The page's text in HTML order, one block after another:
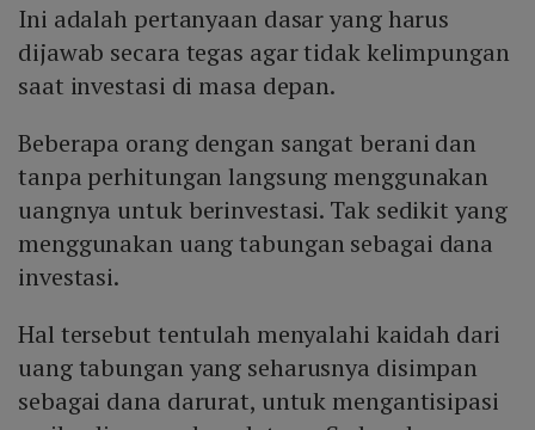
Ini adalah pertanyaan dasar yang harus
dijawab secara tegas agar tidak kelimpungan
saat investasi di masa depan.
Beberapa orang dengan sangat berani dan
tanpa perhitungan langsung menggunakan
uangnya untuk berinvestasi. Tak sedikit yang
menggunakan uang tabungan sebagai dana
investasi.
Hal tersebut tentulah menyalahi kaidah dari
uang tabungan yang seharusnya disimpan
sebagai dana darurat, untuk mengantisipasi